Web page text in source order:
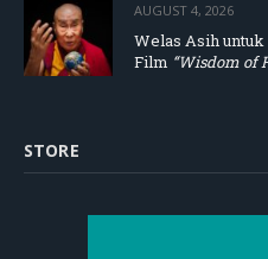
AUGUST 4, 2026
Welas Asih untuk
Film “Wisdom of
STORE